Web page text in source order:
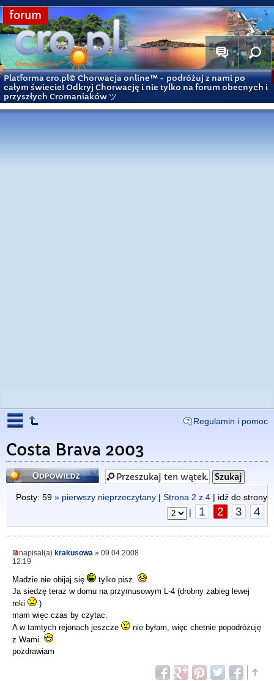
forum
Platforma cro.pl© Chorwacja online™ - podróżuj z nami po
całym świecie! Odkryj Chorwację i nie tylko na forum obecnych i
przyszłych Cromaniaków ツ
Regulamin i pomoc
Costa Brava 2003
Odpowiedz
Posty: 59 » pierwszy nieprzeczytany | Strona 2 z 4 | idź do strony
|
1 2 3 4
napisał(a) krakusowa » 09.04.2008
12:19
Madzie nie obijaj się
tylko pisz.
Ja siedzę teraz w domu na przymusowym L-4 (drobny zabieg lewej
reki
)
mam więc czas by czytac.
A w tamtych rejonach jeszcze
nie byłam, więc chetnie popodróżuję
z Wami.
pozdrawiam